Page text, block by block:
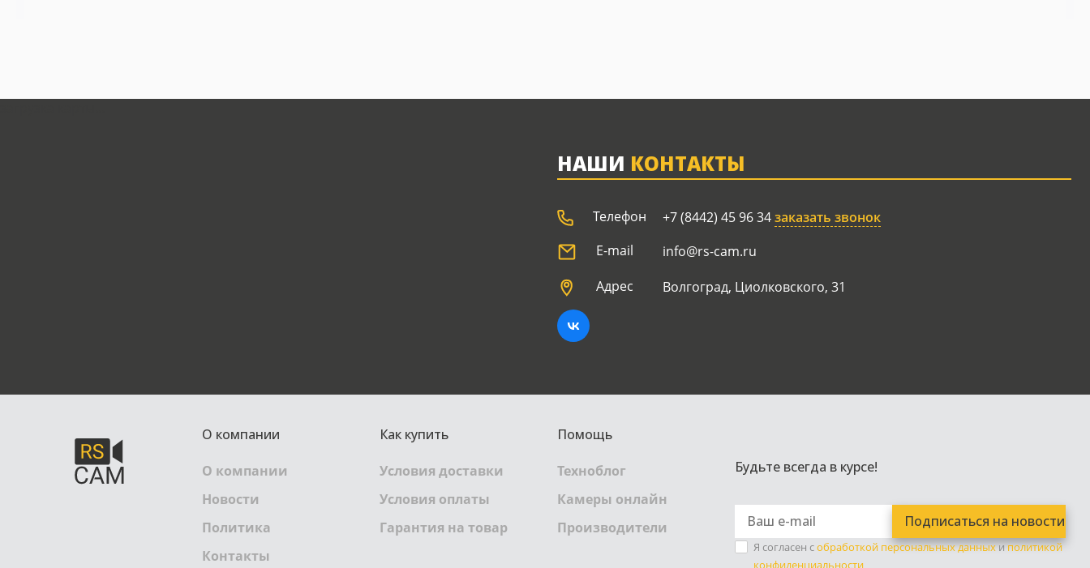
НАШИ КОНТАКТЫ
Телефон +7 (8442) 45 96 34заказать звонок
E-mail
info@rs-cam.ru
Адрес
Волгоград, Циолковского, 31
О компании
О компании
Новости
Политика
Контакты
Как купить
Условия доставки
Условия оплаты
Гарантия на товар
Помощь
Техноблог
Камеры онлайн
Производители
Будьте всегда в курсе!
Я согласен собработкой персональных данныхиполитикой
конфиденциальности